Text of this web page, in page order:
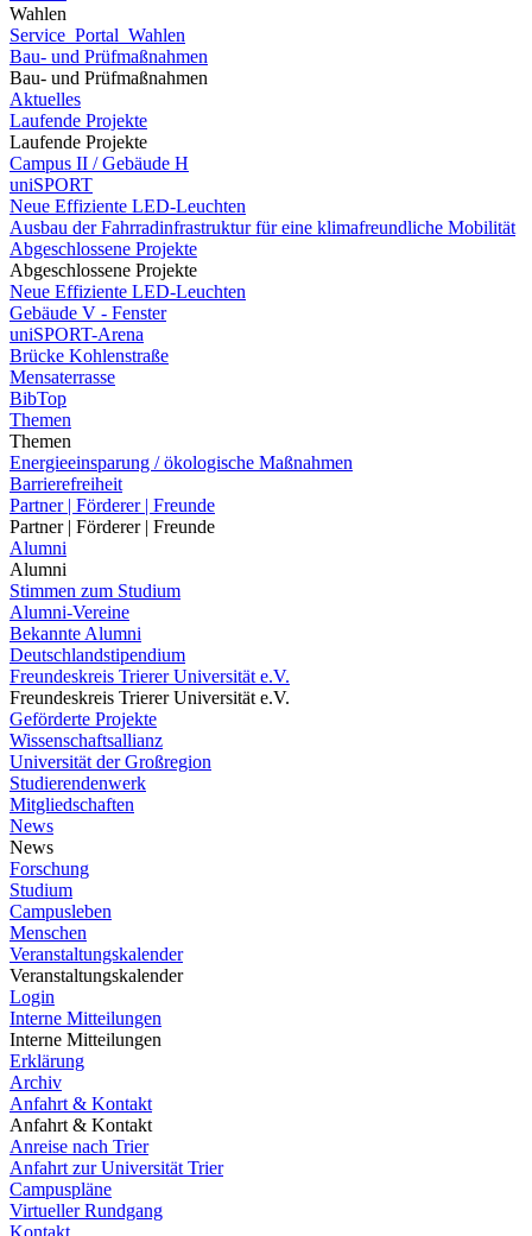
Wahlen
Service_Portal_Wahlen
Bau- und Prüfmaßnahmen
Bau- und Prüfmaßnahmen
Aktuelles
Laufende Projekte
Laufende Projekte
Campus II / Gebäude H
uniSPORT
Neue Effiziente LED-Leuchten
Ausbau der Fahrradinfrastruktur für eine klimafreundliche Mobilität
Abgeschlossene Projekte
Abgeschlossene Projekte
Neue Effiziente LED-Leuchten
Gebäude V - Fenster
uniSPORT-Arena
Brücke Kohlenstraße
Mensaterrasse
BibTop
Themen
Themen
Energieeinsparung / ökologische Maßnahmen
Barrierefreiheit
Partner | Förderer | Freunde
Partner | Förderer | Freunde
Alumni
Alumni
Stimmen zum Studium
Alumni-Vereine
Bekannte Alumni
Deutschlandstipendium
Freundeskreis Trierer Universität e.V.
Freundeskreis Trierer Universität e.V.
Geförderte Projekte
Wissenschaftsallianz
Universität der Großregion
Studierendenwerk
Mitgliedschaften
News
News
Forschung
Studium
Campusleben
Menschen
Veranstaltungskalender
Veranstaltungskalender
Login
Interne Mitteilungen
Interne Mitteilungen
Erklärung
Archiv
Anfahrt & Kontakt
Anfahrt & Kontakt
Anreise nach Trier
Anfahrt zur Universität Trier
Campuspläne
Virtueller Rundgang
Kontakt